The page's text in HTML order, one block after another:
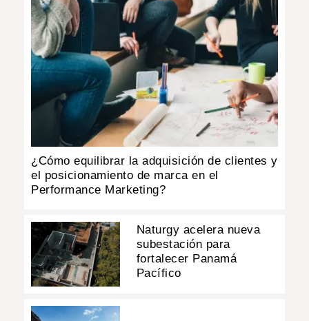
IMPRESO
¿Cómo equilibrar la adquisición de clientes y
el posicionamiento de marca en el
Performance Marketing?
Naturgy acelera nueva
subestación para
fortalecer Panamá
Pacífico